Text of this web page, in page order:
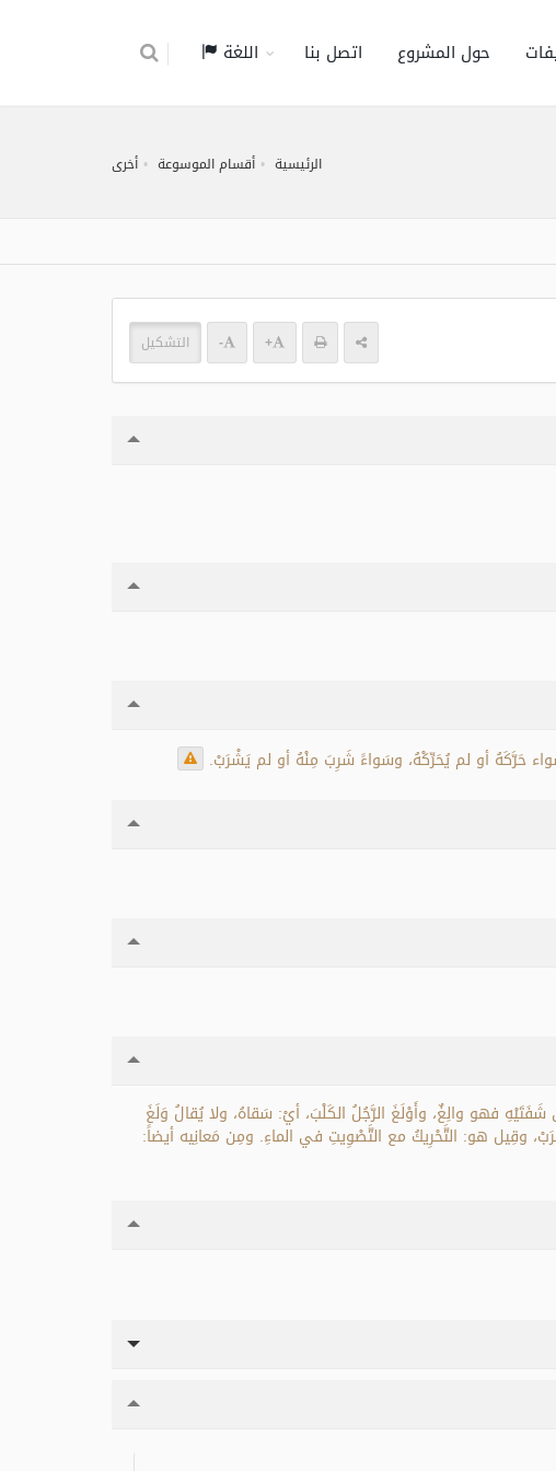
حول المشروع اتصل بنا اللغة
الرئيسية أقسام الموسوعة أخرى
+
- التشكيل
حَرَّكَهُ أو لم يُحَرِّكْهُ، وسَواءً شَرِبَ مِنْهُ أو لم يَشْرَبْ.
شَفَتَيْهِ فهو والِغٌ، وأَوْلَغَ الرَّجُلُ الكَلْبَ، أيْ: سَقاهُ، ولا يُقالُ وَلَغَ
وقِيل هو: التَّحْرِيكُ مع التَّصْوِيتِ في الماءِ. ومِن مَعانِيه أيضاً: